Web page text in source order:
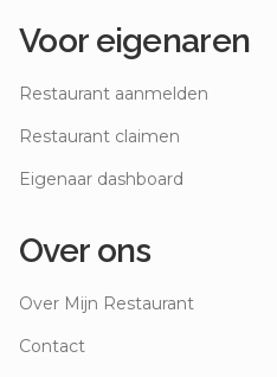
Voor eigenaren
Restaurant aanmelden
Restaurant claimen
Eigenaar dashboard
Over ons
Over Mijn Restaurant
Contact